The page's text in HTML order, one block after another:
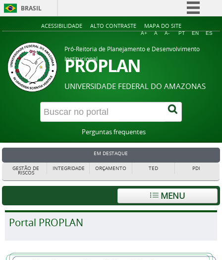
BRASIL
Simplifique!
Acesso à informação
Legislação
Canais
ACESSIBILIDADE ALTO CONTRASTE MAPA DO SITE
A+ A A- PT EN ES
Pró-Reitoria de Planejamento e Desenvolvimento
Institucional
PROPLAN
UNIVERSIDADE FEDERAL DO AMAZONAS
Perguntas frequentes
EM DESTAQUE
GESTÃO DE
RISCOS
INTEGRIDADE ORÇAMENTO TED PDI
MENU
Portal PROPLAN